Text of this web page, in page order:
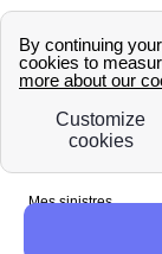
À propos
Qui sommes-nous ?
Mes sinistres